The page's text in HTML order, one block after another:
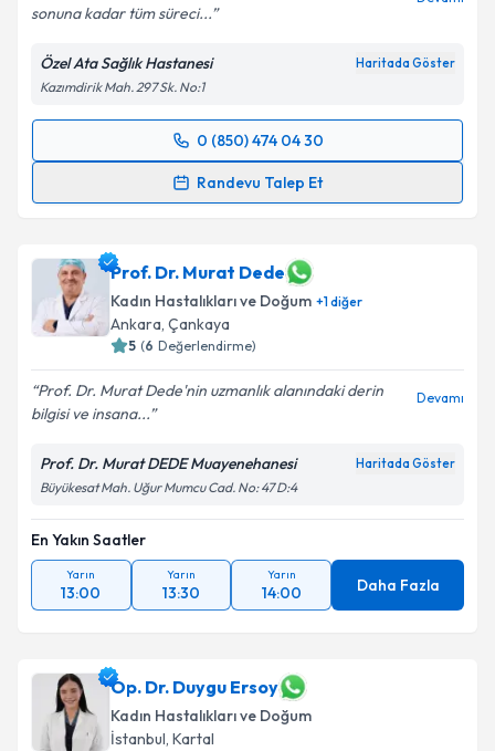
sonuna kadar tüm süreci...
Özel Ata Sağlık Hastanesi Haritada Göster
Kazımdirik Mah. 297 Sk. No:1
0 (850) 474 04 30
Randevu Talep Et
Randevu Takvimi Talebi
almanız için bir takvim hazırlandığında e-posta ile
bilgilendireceğiz.
E-posta Adresiniz
Metni'ni okudum ve kişisel verilerimin belirtilen
kapsamda işlenmesini kabul ediyorum.
Takvim Talebini Gönder
Prof. Dr. Murat Dede
Kadın Hastalıkları ve Doğum +1diğer
Ankara, Çankaya
5 (6 Değerlendirme)
Prof. Dr. Murat Dede'nin uzmanlık alanındaki derin
bilgisi ve insana...
Devamı
Prof. Dr. Murat DEDE Muayenehanesi Haritada Göster
Büyükesat Mah. Uğur Mumcu Cad. No: 47 D:4
En Yakın Saatler
Yarın
13:00
Yarın
13:30
Yarın
14:00 Daha Fazla
Op. Dr. Duygu Ersoy
Kadın Hastalıkları ve Doğum
İstanbul, Kartal